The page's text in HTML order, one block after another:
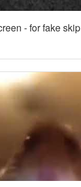
- for fake skip